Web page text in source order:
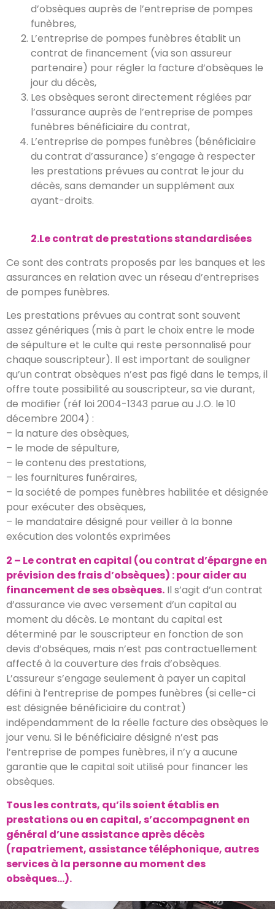
d’obsèques auprès de l’entreprise de pompes
funèbres,
L’entreprise de pompes funèbres établit un
contrat de financement (via son assureur
partenaire) pour régler la facture d’obsèques le
jour du décès,
Les obsèques seront directement réglées par
l’assurance auprès de l’entreprise de pompes
funèbres bénéficiaire du contrat,
L’entreprise de pompes funèbres (bénéficiaire
du contrat d’assurance) s’engage à respecter
les prestations prévues au contrat le jour du
décès, sans demander un supplément aux
ayant-droits.
2.Le contrat de prestations standardisées
Ce sont des contrats proposés par les banques et les
assurances en relation avec un réseau d’entreprises
de pompes funèbres.
Les prestations prévues au contrat sont souvent
assez génériques (mis à part le choix entre le mode
de sépulture et le culte qui reste personnalisé pour
chaque souscripteur). Il est important de souligner
qu’un contrat obsèques n’est pas figé dans le temps, il
offre toute possibilité au souscripteur, sa vie durant,
de modifier (réf loi 2004-1343 parue au J.O. le 10
décembre 2004) :
– la nature des obsèques,
– le mode de sépulture,
– le contenu des prestations,
– les fournitures funéraires,
– la société de pompes funèbres habilitée et désignée
pour exécuter des obsèques,
– le mandataire désigné pour veiller à la bonne
exécution des volontés exprimées
2 – Le contrat en capital (ou contrat d’épargne en
prévision des frais d’obsèques) : pour aider au
financement de ses obsèques. Il s’agit d’un contrat
d’assurance vie avec versement d’un capital au
moment du décès. Le montant du capital est
déterminé par le souscripteur en fonction de son
devis d’obséques, mais n’est pas contractuellement
affecté à la couverture des frais d’obsèques.
L’assureur s’engage seulement à payer un capital
défini à l’entreprise de pompes funèbres (si celle-ci
est désignée bénéficiaire du contrat)
indépendamment de la réelle facture des obsèques le
jour venu. Si le bénéficiaire désigné n’est pas
l’entreprise de pompes funèbres, il n’y a aucune
garantie que le capital soit utilisé pour financer les
obsèques.
Tous les contrats, qu’ils soient établis en
prestations ou en capital, s’accompagnent en
général d’une assistance après décès
(rapatriement, assistance téléphonique, autres
services à la personne au moment des
obsèques…).